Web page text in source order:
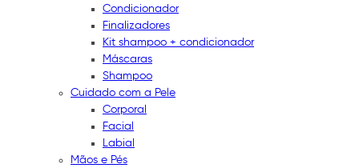
Condicionador
Finalizadores
Kit shampoo + condicionador
Máscaras
Shampoo
Cuidado com a Pele
Corporal
Facial
Labial
Mãos e Pés